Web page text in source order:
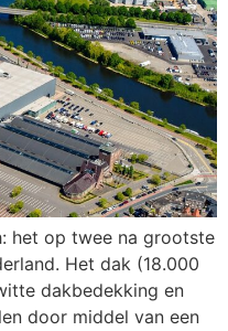
het op twee na grootste
Het dak (18.000
dakbedekking en
door middel van een